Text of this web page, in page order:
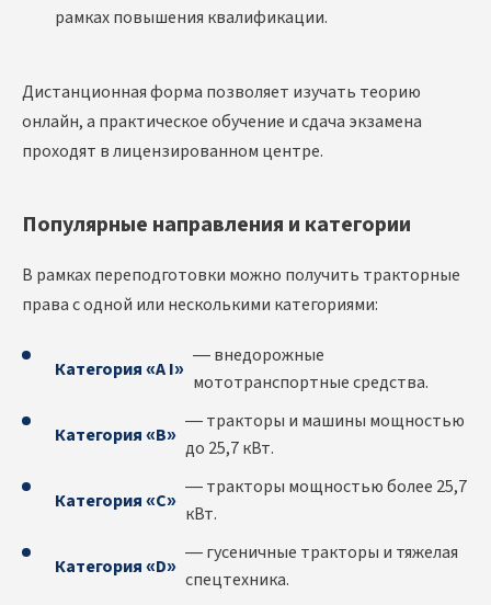
рамках повышения квалификации.
Дистанционная форма позволяет изучать теорию
онлайн, а практическое обучение и сдача экзамена
проходят в лицензированном центре.
Популярные направления и категории
В рамках переподготовки можно получить тракторные
права с одной или несколькими категориями:
Категория «A I»
— внедорожные
мототранспортные средства.
Категория «B»
— тракторы и машины мощностью
до 25,7 кВт.
Категория «C»
— тракторы мощностью более 25,7
кВт.
Категория «D»
— гусеничные тракторы и тяжелая
спецтехника.